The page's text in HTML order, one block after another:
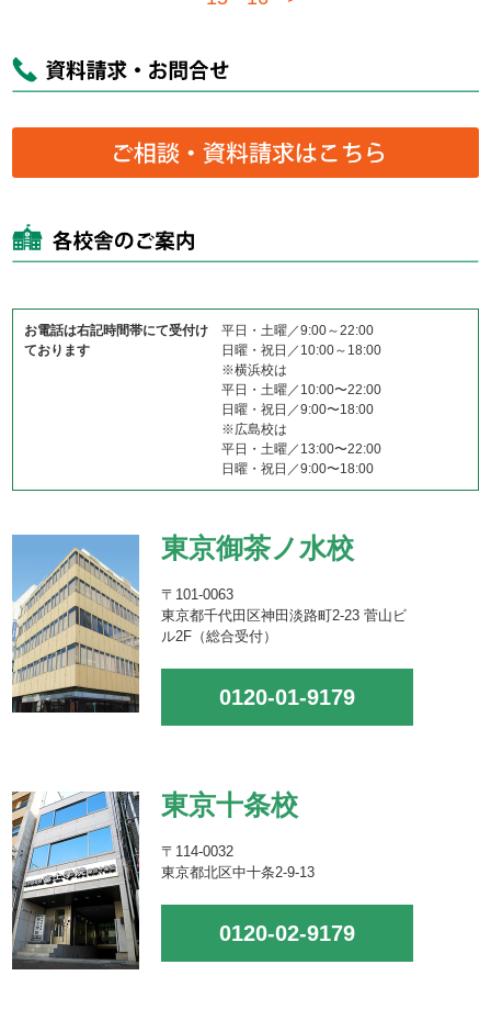
お電話は右記時間帯にて受付け
ております
平日・土曜／9:00～22:00
日曜・祝日／10:00～18:00
※横浜校は
平日・土曜／10:00〜22:00
日曜・祝日／9:00〜18:00
※広島校は
平日・土曜／13:00〜22:00
日曜・祝日／9:00〜18:00
東京御茶ノ水校
〒101-0063
東京都千代田区神田淡路町2-23 菅山ビ
ル2F（総合受付）
0120-01-9179
東京十条校
〒114-0032
東京都北区中十条2-9-13
0120-02-9179